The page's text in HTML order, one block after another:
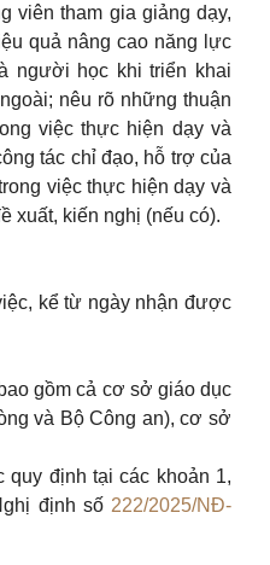
viên tham gia giảng dạy,
quả nâng cao năng lực
người học khi triển khai
nêu rõ những thuận
việc thực hiện dạy và
tác chỉ đạo, hỗ trợ của
việc thực hiện dạy và
xuất, kiến nghị (nếu có).
kể từ ngày nhận được
gồm cả cơ sở giáo dục
và Bộ Công an), cơ sở
định tại các khoản 1,
định số 222/2025/NĐ-